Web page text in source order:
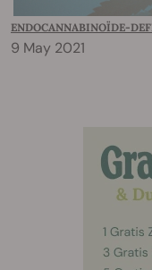
ENDOCANNABINOÏDE-
9 May 2021